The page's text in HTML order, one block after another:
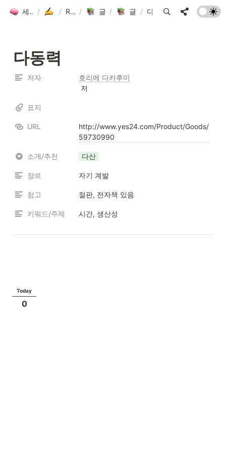
세컨드 브레인 그룹 위키 / 글쓰기방
/ Resources / 글쓰기방 도서 목록/ 글쓰기방 도서 목록/
다동력
저자
호리에 다카후미
저
표지
URL
http://www.yes24.com/Product/Goods/
59730990
소개/추천 다산
장르 자기 계발
참고 절판, 전자책 있음
키워드/주제 시간, 생산성
Today
0